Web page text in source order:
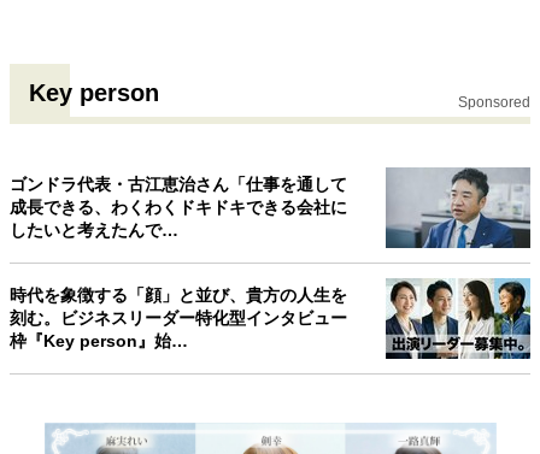
Key person Sponsored
ゴンドラ代表・古江恵治さん「仕事を通して
成長できる、わくわくドキドキできる会社に
したいと考えたんで…
時代を象徴する「顔」と並び、貴方の人生を
刻む。ビジネスリーダー特化型インタビュー
枠『Key person』始…